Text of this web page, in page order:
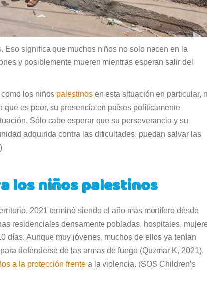
Eso significa que muchos niños no solo nacen en la
y posiblemente mueren mientras esperan salir del
los niños palestinos en esta situación en particular,
es peor, su presencia en países políticamente
Sólo cabe esperar que su perseverancia y su
adquirida contra las dificultades, puedan salvar las
los niños palestinos
2021 terminó siendo el año más mortífero desde
residenciales densamente pobladas, hospitales,
días. Aunque muy jóvenes, muchos de ellos ya tenían
defenderse de las armas de fuego (Quzmar K, 2021).
a la protección frente a la violencia. (SOS Children’s